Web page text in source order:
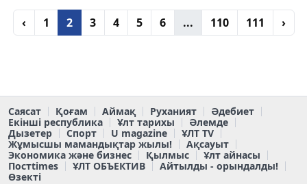
‹ 1 2 3 4 5 6 ... 110 111 ›
Саясат Қоғам Аймақ Руханият
Әдебиет
Екінші республика
Ұлт тарихы
Әлемде
Дызетер
Спорт U magazine
ҰЛТ TV
Жұмысшы мамандықтар жылы!
Ақсауыт
Экономика және бизнес
Қылмыс
Ұлт айнасы
Постtimes
ҰЛТ ОБЪЕКТИВ
Айтылды - орындалды!
Өзекті